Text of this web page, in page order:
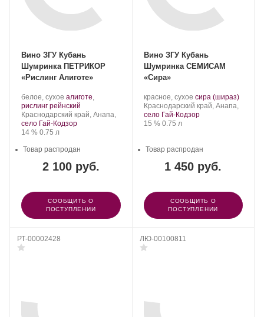
Вино ЗГУ Кубань
Шумринка ПЕТРИКОР
«Рислинг Алиготе»
Производитель:
Шумринка.
белое, сухое .
Сорт
винограда:
алиготе,
рислинг рейнский
Регион:
Краснодарский край, Анапа,
село Гай-Кодзор
Крепость
14 %. Объем
0.75 л
2 100 руб.
Товар распродан
СООБЩИТЬ О
ПОСТУПЛЕНИИ
Вино ЗГУ Кубань
Шумринка СЕМИСАМ
«Сира»
Производитель:
Шумринка.
красное, сухое .
Сорт
винограда:
сира (шираз).
Регион:
Краснодарский край, Анапа,
село Гай-Кодзор
Крепость
15 %. Объем
0.75 л
1 450 руб.
Товар распродан
СООБЩИТЬ О
ПОСТУПЛЕНИИ
РТ-00002428 ЛЮ-00100811